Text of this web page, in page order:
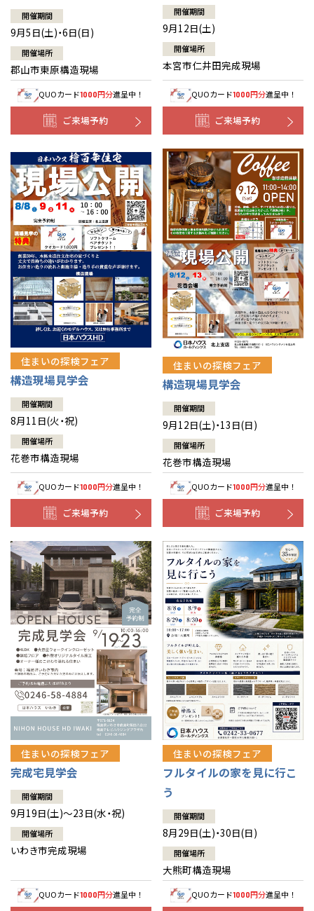
開催期間
9月5日(土)・6日(日)
開催場所
郡山市東原構造現場
QUOカード1000円分進呈中！
ご来場予約
開催期間
9月12日(土)
開催場所
本宮市仁井田完成現場
QUOカード1000円分進呈中！
ご来場予約
住まいの探検フェア
構造現場見学会
開催期間
8月11日(火・祝)
開催場所
花巻市構造現場
QUOカード1000円分進呈中！
ご来場予約
住まいの探検フェア
構造現場見学会
開催期間
9月12日(土)・13日(日)
開催場所
花巻市構造現場
QUOカード1000円分進呈中！
ご来場予約
住まいの探検フェア
完成宅見学会
開催期間
9月19日(土)～23日(水・祝)
開催場所
いわき市完成現場
QUOカード1000円分進呈中！
住まいの探検フェア
フルタイルの家を見に行こ
う
開催期間
8月29日(土)・30日(日)
開催場所
大熊町構造現場
QUOカード1000円分進呈中！